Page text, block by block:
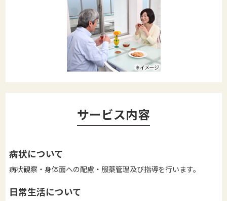
サービス内容
病状について
病状観察・身体面への配慮・服薬管理及び指導を行います。
日常生活について